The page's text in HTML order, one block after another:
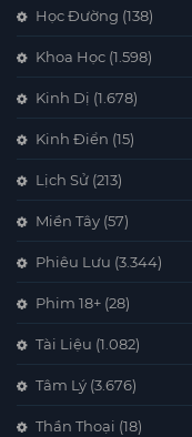
Học Đường (138)
Khoa Học (1.598)
Kinh Dị (1.678)
Kinh Điển (15)
Lịch Sử (213)
Miền Tây (57)
Phiêu Lưu (3.344)
Phim 18+ (28)
Tài Liệu (1.082)
Tâm Lý (3.676)
Thần Thoại (18)